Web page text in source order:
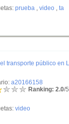
prueba , video , ta
transporte público en
a20166158
Ranking: 2.0/
video